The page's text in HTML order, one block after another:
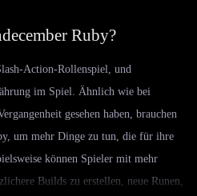
Ruby?
Action-Rollenspiel, und
im Spiel. Ähnlich wie bei
gesehen haben, brauchen
um mehr Dinge zu tun, die für ihre
können Spieler mit mehr
Builds zu erstellen, neue Runen,